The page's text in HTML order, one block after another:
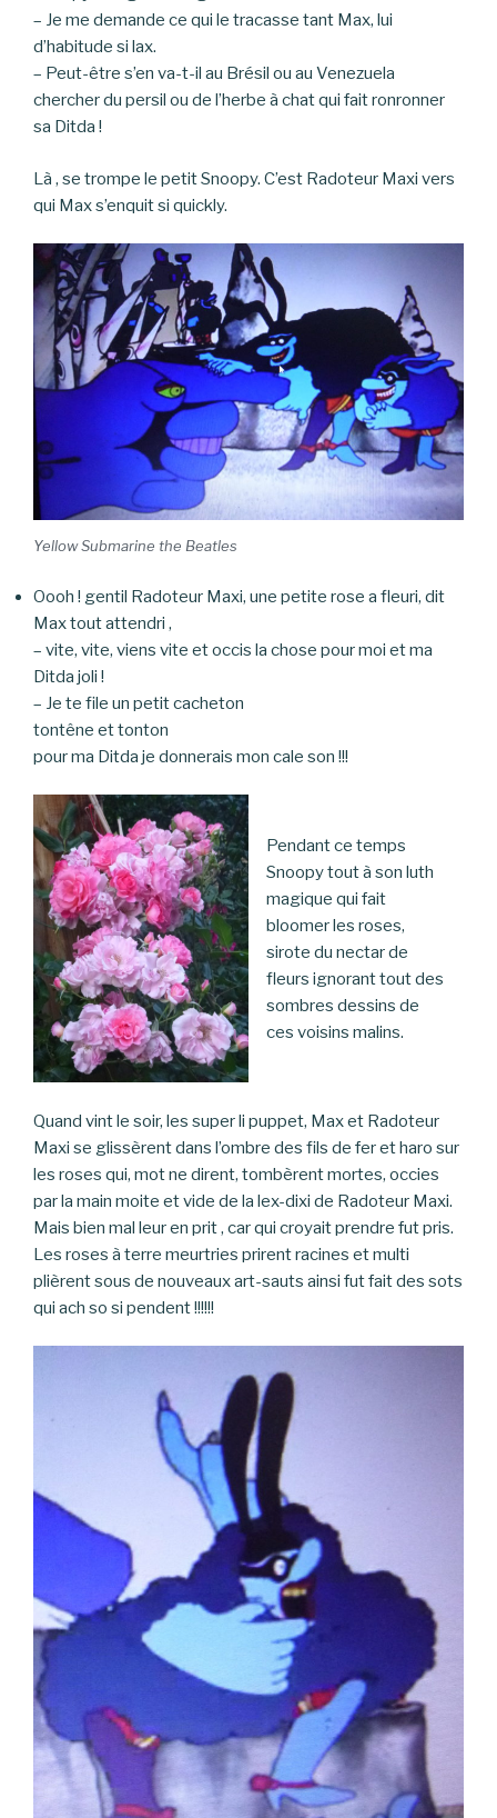
– Je me demande ce qui le tracasse tant Max, lui
d’habitude si lax.
– Peut-être s’en va-t-il au Brésil ou au Venezuela
chercher du persil ou de l’herbe à chat qui fait ronronner
sa Ditda !
Là , se trompe le petit Snoopy. C’est Radoteur Maxi vers
qui Max s’enquit si quickly.
Yellow Submarine the Beatles
Oooh ! gentil Radoteur Maxi, une petite rose a fleuri, dit
Max tout attendri ,
– vite, vite, viens vite et occis la chose pour moi et ma
Ditda joli !
– Je te file un petit cacheton
tontêne et tonton
pour ma Ditda je donnerais mon cale son !!!
Pendant ce temps
Snoopy tout à son luth
magique qui fait
bloomer les roses,
sirote du nectar de
fleurs ignorant tout des
sombres dessins de
ces voisins malins.
Quand vint le soir, les super li puppet, Max et Radoteur
Maxi se glissèrent dans l’ombre des fils de fer et haro sur
les roses qui, mot ne dirent, tombèrent mortes, occies
par la main moite et vide de la lex-dixi de Radoteur Maxi.
Mais bien mal leur en prit , car qui croyait prendre fut pris.
Les roses à terre meurtries prirent racines et multi
plièrent sous de nouveaux art-sauts ainsi fut fait des sots
qui ach so si pendent !!!!!!